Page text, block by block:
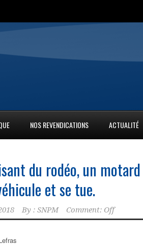
NOS REVENDICATIONS ACTUALITÉ
du rodéo, un
et se tue.
By : SNPM Comment: Off